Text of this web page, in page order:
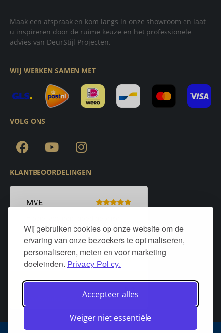
Wij gebruiken cookies op onze website om de
ervaring van onze bezoekers te optimaliseren,
personaliseren, meten en voor marketing
doeleinden. Privacy Policy.
Accepteer alles
Weiger niet essentiële
Maak een afspraak en kom langs in onze showroom en laat
u inspireren door de ruime keuze en het professionele
advies van DeurStijl Projecten.
WIJ WERKEN SAMEN MET
VOLG ONS
KLANTBEOORDELINGEN